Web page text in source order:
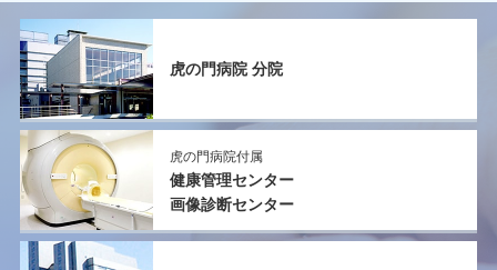
虎の門病院 分院
虎の門病院付属
健康管理センター
画像診断センター